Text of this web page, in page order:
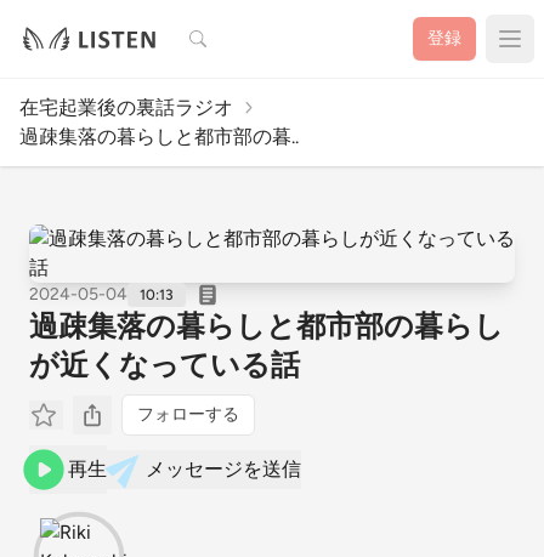
検索 登録
在宅起業後の裏話ラジオ
過疎集落の暮らしと都市部の暮..
2024-05-04 10:13
過疎集落の暮らしと都市部の暮らし
が近くなっている話
フォローする
再生 メッセージを送信